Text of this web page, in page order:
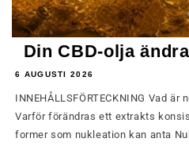
Din CBD-olja
6 AUGUSTI 2026
INNEHÅLLSFÖRTECKNING Vad är
Varför förändras ett extrakts
former som nukleation kan anta